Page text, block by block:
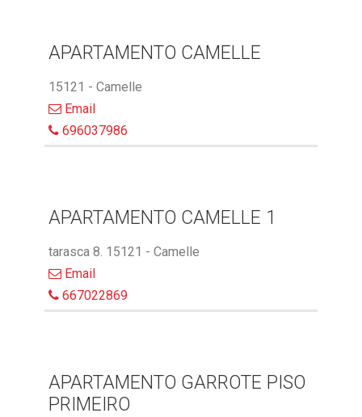
APARTAMENTO CAMELLE
15121 - Camelle
Email
696037986
APARTAMENTO CAMELLE 1
tarasca 8. 15121 - Camelle
Email
667022869
APARTAMENTO GARROTE PISO
PRIMEIRO